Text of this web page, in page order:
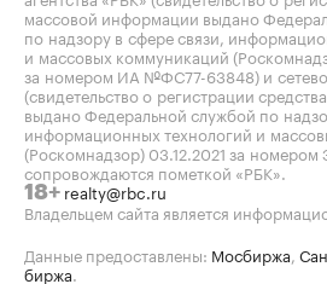
массовой информации выдано
по надзору в сфере связи,
и массовых коммуникаций
за номером ИА №ФС77-63848) и
(свидетельство о регистрации
выдано Федеральной службой по
информационных технологий и
(Роскомнадзор) 03.12.2021 за
сопровождаются пометкой «РБК».
18+ realty@rbc.ru
Владельцем сайта является
Данные предоставлены: Мосбиржа,
биржа.